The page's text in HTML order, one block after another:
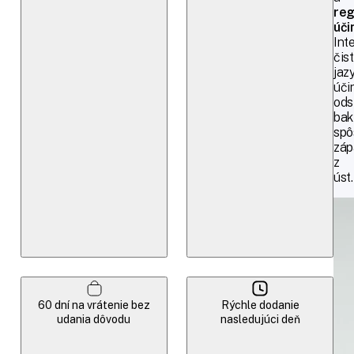
60 dní na vrátenie bez
udania dôvodu
Rýchle dodanie
nasledujúci deň
z
úst.